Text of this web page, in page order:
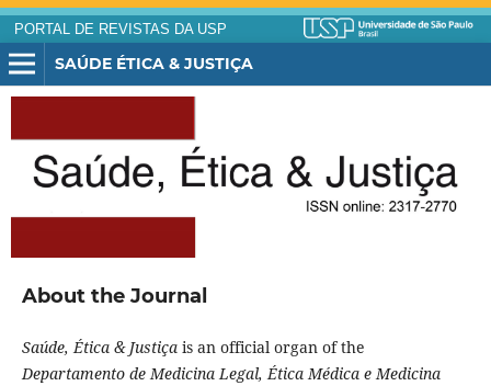
PORTAL DE REVISTAS DA USP
SAÚDE ÉTICA & JUSTIÇA
About the Journal
Saúde, Ética & Justiçais an official organ of the
Departamento de Medicina Legal, Ética Médica e Medicina